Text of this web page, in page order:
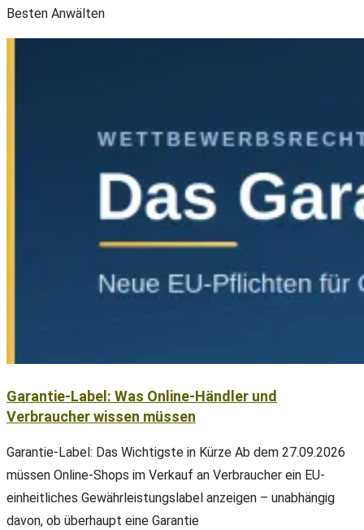
Besten Anwälten
Garantie-Label: Was Online-Händler und
Verbraucher wissen müssen
Garantie-Label: Das Wichtigste in Kürze Ab dem 27.09.2026
müssen Online-Shops im Verkauf an Verbraucher ein EU-
einheitliches Gewährleistungslabel anzeigen – unabhängig
davon, ob überhaupt eine Garantie